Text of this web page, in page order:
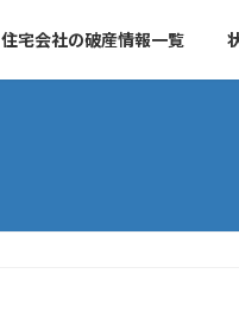
住宅会社の破産情報一覧